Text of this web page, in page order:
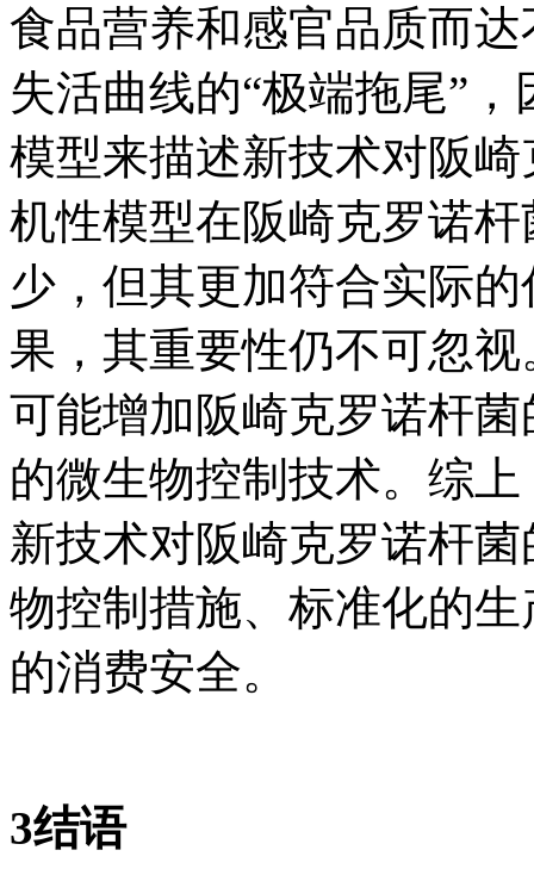
食品营养和感官品质而
失活曲线的“极端拖尾”
模型来描述新技术对阪
机性模型在阪崎克罗诺
少，但其更加符合实际
果，其重要性仍不可忽
可能增加阪崎克罗诺杆
的微生物控制技术。综
新技术对阪崎克罗诺杆
物控制措施、标准化的
的消费安全。
3结语